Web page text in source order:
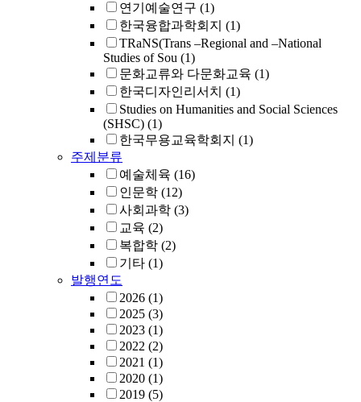
연기예술연구 (1)
한국융합과학회지 (1)
TRaNS(Trans –Regional and –National
Studies of Sou (1)
문화교류와 다문화교육 (1)
한국디자인리서치 (1)
Studies on Humanities and Social Sciences
(SHSC) (1)
한국무용교육학회지 (1)
주제분류
예술체육 (16)
인문학 (12)
사회과학 (3)
교육 (2)
복합학 (2)
기타 (1)
발행연도
2026 (1)
2025 (3)
2023 (1)
2022 (2)
2021 (1)
2020 (1)
2019 (5)